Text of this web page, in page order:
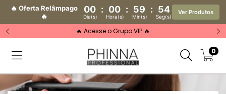
🔥 Oferta Relâmpago
🔥
00 : 00 : 59 : 53
Dia(s) Hora(s) Min(s) Seg(s)
Ver Produtos
🔥 Acesse o Grupo VIP 🔥
0